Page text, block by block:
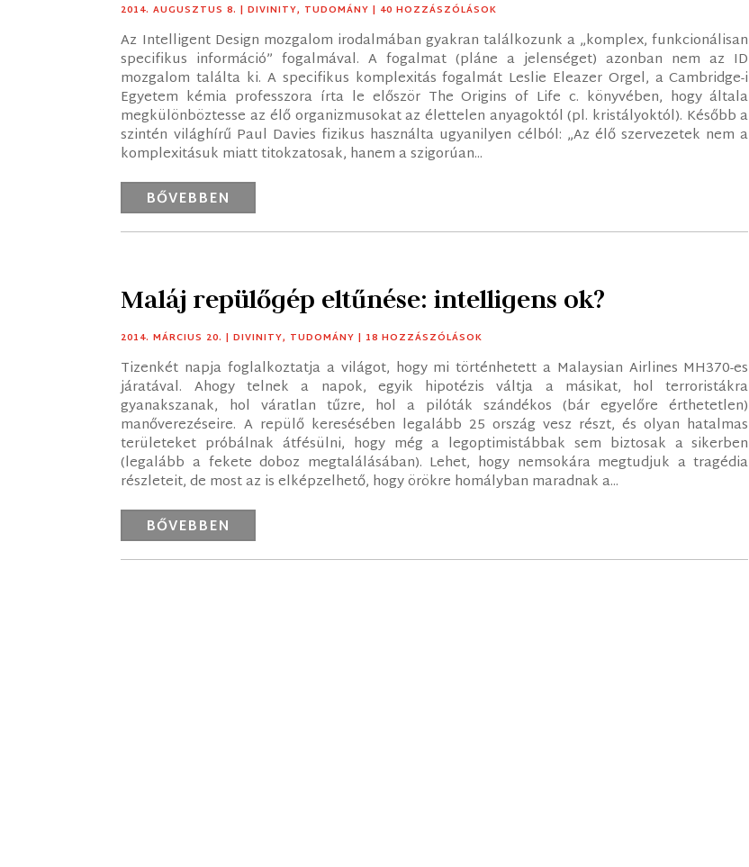
2014. AUGUSZTUS 8. |DIVINITY, TUDOMÁNY | 40 HOZZÁSZÓLÁSOK
Az Intelligent Design mozgalom irodalmában gyakran találkozunk a „komplex, funkcionálisan
specifikus információ” fogalmával. A fogalmat (pláne a jelenséget) azonban nem az ID
mozgalom találta ki. A specifikus komplexitás fogalmát Leslie Eleazer Orgel, a Cambridge-i
Egyetem kémia professzora írta le először The Origins of Life c. könyvében, hogy általa
megkülönböztesse az élő organizmusokat az élettelen anyagoktól (pl. kristályoktól). Később a
szintén világhírű Paul Davies fizikus használta ugyanilyen célból: „Az élő szervezetek nem a
komplexitásuk miatt titokzatosak, hanem a szigorúan...
BŐVEBBEN
Maláj repülőgép eltűnése: intelligens ok?
2014. MÁRCIUS 20. |DIVINITY, TUDOMÁNY | 18 HOZZÁSZÓLÁSOK
Tizenkét napja foglalkoztatja a világot, hogy mi történhetett a Malaysian Airlines MH370-es
járatával. Ahogy telnek a napok, egyik hipotézis váltja a másikat, hol terroristákra
gyanakszanak, hol váratlan tűzre, hol a pilóták szándékos (bár egyelőre érthetetlen)
manőverezéseire. A repülő keresésében legalább 25 ország vesz részt, és olyan hatalmas
területeket próbálnak átfésülni, hogy még a legoptimistábbak sem biztosak a sikerben
(legalább a fekete doboz megtalálásában). Lehet, hogy nemsokára megtudjuk a tragédia
részleteit, de most az is elképzelhető, hogy örökre homályban maradnak a...
BŐVEBBEN